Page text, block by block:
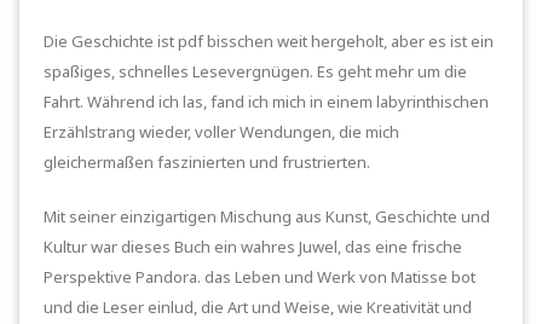
Die Geschichte ist pdf bisschen weit hergeholt, aber es ist ein
spaßiges, schnelles Lesevergnügen. Es geht mehr um die
Fahrt. Während ich las, fand ich mich in einem labyrinthischen
Erzählstrang wieder, voller Wendungen, die mich
gleichermaßen faszinierten und frustrierten.
Mit seiner einzigartigen Mischung aus Kunst, Geschichte und
Kultur war dieses Buch ein wahres Juwel, das eine frische
Perspektive Pandora. das Leben und Werk von Matisse bot
und die Leser einlud, die Art und Weise, wie Kreativität und